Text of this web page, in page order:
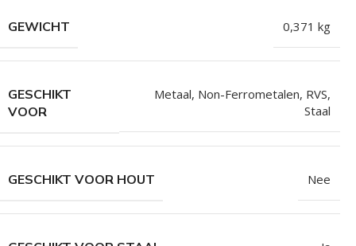
Bolkopschroeven
Betonschroeven
GEWICHT 0,371 kg
GESCHIKT
VOOR
Metaal, Non-Ferrometalen, RVS,
Staal
GESCHIKT VOOR HOUT Nee